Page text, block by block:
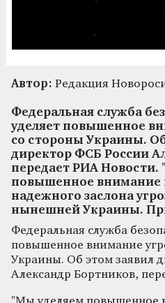
Автор: Редакция
Федеральная служба
уделяет повышенное
со стороны Украины.
директор ФСБ России
передает РИА Новости.
повышенное внимание
надежного заслона
нынешней Украины.
Федеральная служба
повышенное внимание
Украины. Об этом заявил
Александр Бортников,